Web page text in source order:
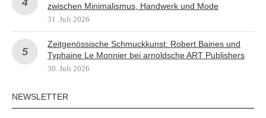
zwischen Minimalismus, Handwerk und Mode
31. Juli 2026
Zeitgenössische Schmuckkunst: Robert Baines und
Typhaine Le Monnier bei arnoldsche ART Publishers
30. Juli 2026
NEWSLETTER